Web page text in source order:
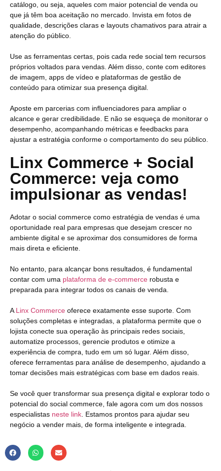
catálogo, ou seja, aqueles com maior potencial de venda ou
que já têm boa aceitação no mercado. Invista em fotos de
qualidade, descrições claras e layouts chamativos para atrair a
atenção do público.
Use as ferramentas certas, pois cada rede social tem recursos
próprios voltados para vendas. Além disso, conte com editores
de imagem, apps de vídeo e plataformas de gestão de
conteúdo para otimizar sua presença digital.
Aposte em parcerias com influenciadores para ampliar o
alcance e gerar credibilidade. E não se esqueça de monitorar o
desempenho, acompanhando métricas e feedbacks para
ajustar a estratégia conforme o comportamento do seu público.
Linx Commerce + Social
Commerce: veja como
impulsionar as vendas!
Adotar o social commerce como estratégia de vendas é uma
oportunidade real para empresas que desejam crescer no
ambiente digital e se aproximar dos consumidores de forma
mais direta e eficiente.
No entanto, para alcançar bons resultados, é fundamental
contar com uma plataforma de e-commerce robusta e
preparada para integrar todos os canais de venda.
ALinx Commerce oferece exatamente esse suporte. Com
soluções completas e integradas, a plataforma permite que o
lojista conecte sua operação às principais redes sociais,
automatize processos, gerencie produtos e otimize a
experiência de compra, tudo em um só lugar. Além disso,
oferece ferramentas para análise de desempenho, ajudando a
tomar decisões mais estratégicas com base em dados reais.
Se você quer transformar sua presença digital e explorar todo o
potencial do social commerce, fale agora com um dos nossos
especialistas neste link. Estamos prontos para ajudar seu
negócio a vender mais, de forma inteligente e integrada.